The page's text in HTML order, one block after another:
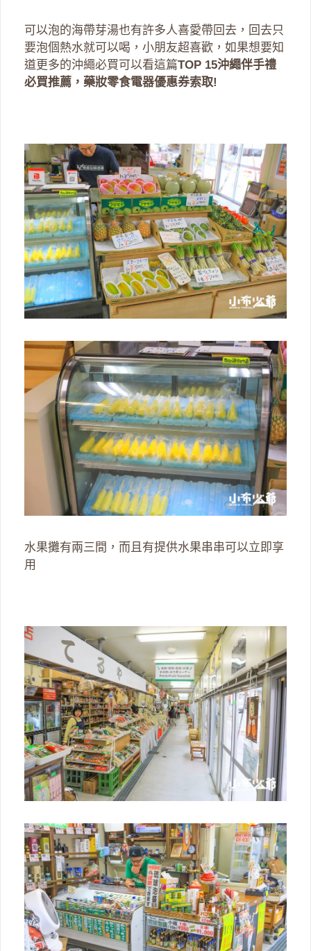
可以泡的海帶芽湯也有許多人喜愛帶回去，回去只
要泡個熱水就可以喝，小朋友超喜歡，如果想要知
道更多的沖繩必買可以看這篇TOP 15沖繩伴手禮
必買推薦，藥妝零食電器優惠券索取!
水果攤有兩三間，而且有提供水果串串可以立即享
用